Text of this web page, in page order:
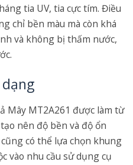
tia UV, tia cực tím. Điều
chỉ bền màu mà còn khá
và không bị thấm nước,
Mây MT2A261 được làm từ
nên độ bền và độ ổn
có thể lựa chọn khung
vào nhu cầu sử dụng cụ